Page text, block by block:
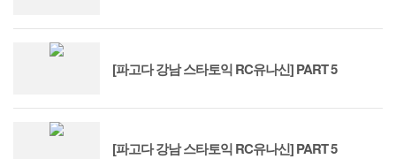
[파고다 강남 스타토익 RC유나신] PART 5
[파고다 강남 스타토익 RC유나신] PART 5